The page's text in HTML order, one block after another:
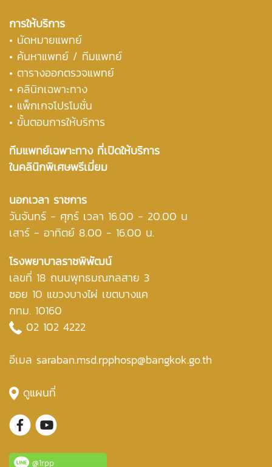
การให้บริการ
• นัดหมายแพทย์
• ค้นหาแพทย์ / ทีมแพทย์
• ตารางออกตรวจแพทย์
• คลินิกเฉพาะทาง
• แพ็กเกจโปรโมชั่น
• ขั้นตอนการให้บริการ
ทีมแพทย์เฉพาะทาง ที่เปิดให้บริการ
ในคลินิกพิเศษพรีเมี่ยม
นอกเวลา ราชการ
วันจันทร์ - ศุกร์ เวลา 16.00 - 20.00 น
เสาร์ - อาทิตย์ 8.00 - 16.00 น.
โรงพยาบาลราชพิพัฒน์
เลขที่ 18 ถนนพุทธมณฑลสาย 3
ซอย 10 แขวงบางไผ่ เขตบางแค
กทม. 10160
02 102 4222
อีเมล saraban.msd.rpphosp@bangkok.go.th
ดูแผนที่
@1rpp